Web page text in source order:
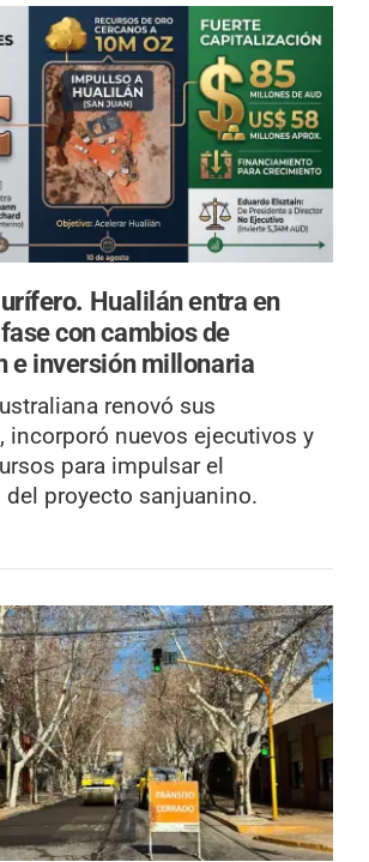
Hualilán entra en
con cambios de
e inversión millonaria
renovó sus
incorporó nuevos ejecutivos y
para impulsar el
proyecto sanjuanino.